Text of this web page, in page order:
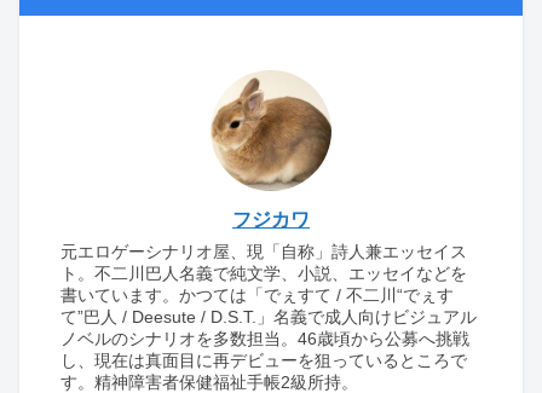
フジカワ
元エロゲーシナリオ屋、現「自称」詩人兼エッセイス
ト。不二川巴人名義で純文学、小説、エッセイなどを
書いています。かつては「でぇすて / 不二川“でぇす
て”巴人 / Deesute / D.S.T.」名義で成人向けビジュアル
ノベルのシナリオを多数担当。46歳頃から公募へ挑戦
し、現在は真面目に再デビューを狙っているところで
す。精神障害者保健福祉手帳2級所持。